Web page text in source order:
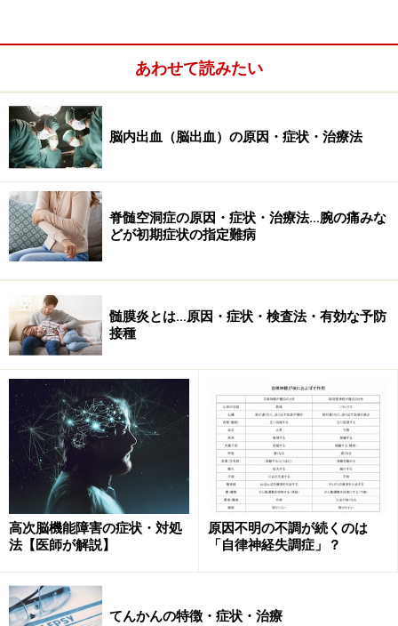
原因の8割以上を占めるのが「脳動脈瘤」という血管の
コブ。それ以外のものは稀ですが、血管そのものが突然
裂けてしまうケースや、脳動静脈奇形や脳腫瘍が原因と
なることもあります。
脳動脈瘤は100人中2～3人にあると言われており、その
破裂率は年間0.5～1％程度と言われています。
くも膜下出血の症状
あわせて読みたい
脳内出血（脳出血）の原因・症状・治療法
脊髄空洞症の原因・症状・治療法…腕の痛みな
どが初期症状の指定難病
髄膜炎とは…原因・症状・検査法・有効な予防
接種
高次脳機能障害の症状・対処
法【医師が解説】
原因不明の不調が続くのは
「自律神経失調症」？
てんかんの特徴・症状・治療